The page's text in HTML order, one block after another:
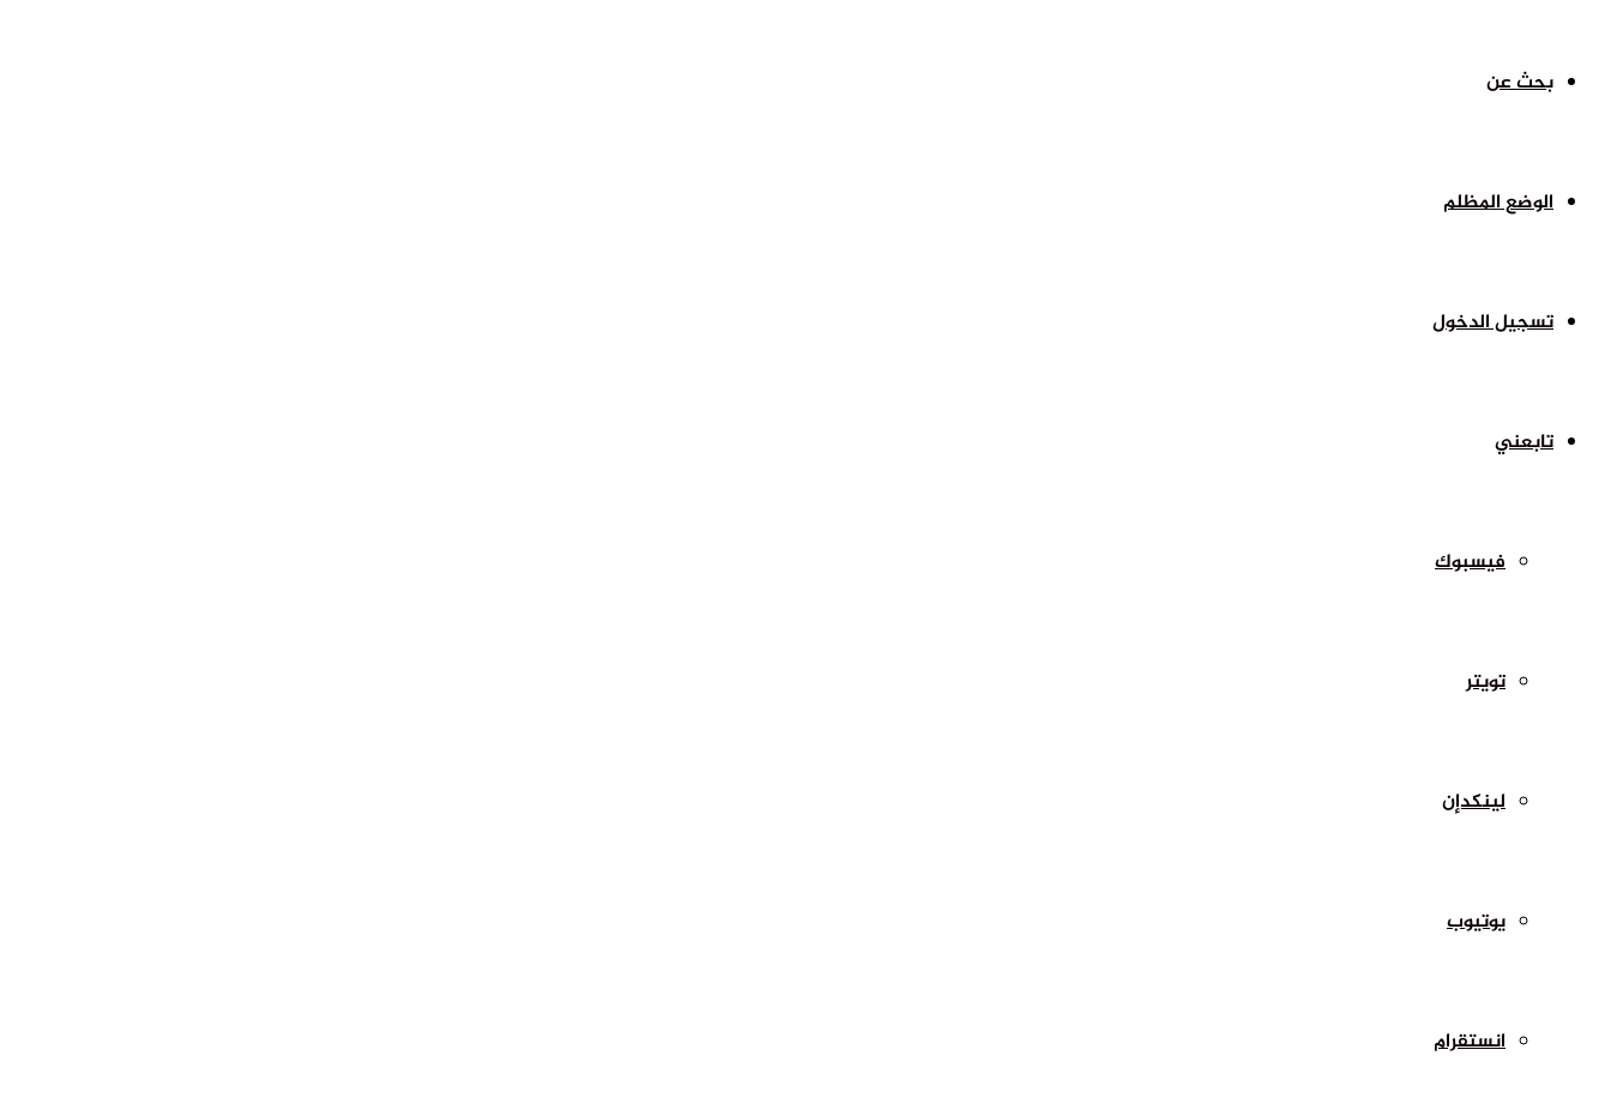
بحث عن
الوضع المظلم
تسجيل الدخول
تابعني
فيسبوك
تويتر
لينكدإن
يوتيوب
انستقرام